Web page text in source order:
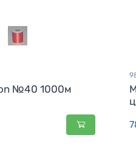
№40 1000м